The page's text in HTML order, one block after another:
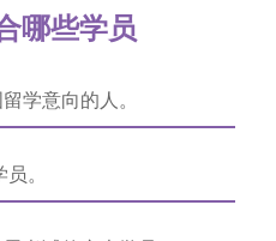
哪些学员
学意向的人。
。